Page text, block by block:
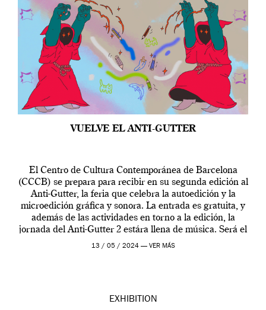
VUELVE EL ANTI-GUTTER
El Centro de Cultura Contemporánea de Barcelona
(CCCB) se prepara para recibir en su segunda edición al
Anti-Gutter, la feria que celebra la autoedición y la
microedición gráfica y sonora. La entrada es gratuita, y
además de las actividades en torno a la edición, la
jornada del Anti-Gutter 2 estára llena de música. Será el
[…]
13 / 05 / 2024 — VER MÁS
EXHIBITION